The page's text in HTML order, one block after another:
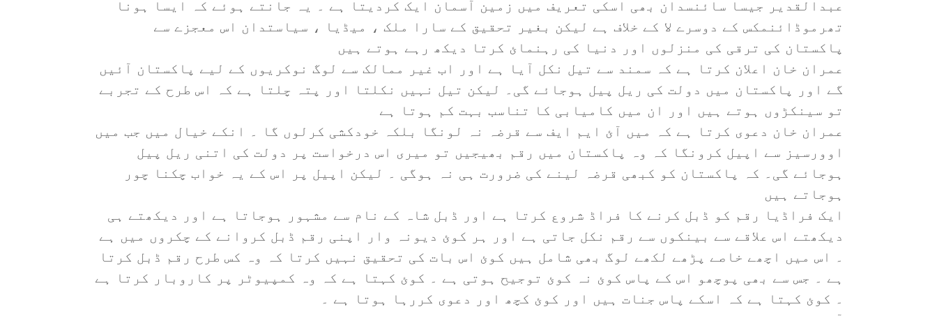
عبدالقدیر جیسا سائنسدان بھی اسکی تعریف میں زمین آسمان ایک کردیتا ہے ۔ یہ جانتے ہوئے کہ ایسا ہونا
تھرموڈائنمکس کے دوسرے لا کے خلاف ہے لیکن بغیر تحقیق کے سارا ملک ، میڈیا ، سیاستدان اس معجزے سے
پاکستان کی ترقی کی منزلوں اور دنیا کی رہنمائ کرتا دیکھ رہے ہوتے ہیں
عمران خان اعلان کرتا ہے کہ سمند سے تیل نکل آیا ہے اور اب غیر ممالک سے لوگ نوکریوں کے لیے پاکستان آئیں
گے اور پاکستان میں دولت کی ریل پیل ہوجائے گی۔ لیکن تیل نہیں نکلتا اور پتہ چلتا ہے کہ اس طرح کے تجربے
تو سینکڑوں ہوتے ہیں اور ان میں کامیابی کا تناسب بہت کم ہوتا ہے
عمران خان دعوی کرتا ہے کہ میں آئ ایم ایف سے قرضہ نہ لونگا بلکہ خودکشی کرلوں گا ۔ انکے خیال میں جب میں
اوورسیز سے اپیل کرونگا کہ وہ پاکستان میں رقم بھیجیں تو میری اس درخواست پر دولت کی اتنی ریل پیل
ہوجائے گی۔ کہ پاکستان کو کبھی قرضہ لینے کی ضرورت ہی نہ ہوگی ۔ لیکن اپیل پر اس کے یہ خواب چکنا چور
ہوجاتے ہیں
ایک فراڈیا رقم کو ڈبل کرنے کا فراڈ شروع کرتا ہے اور ڈبل شاہ کے نام سے مشہور ہوجاتا ہے اور دیکھتے ہی
دیکھتے اس علاقے سے بینکوں سے رقم نکل جاتی ہے اور ہر کوئ دیونہ وار اپنی رقم ڈبل کروانے کے چکروں میں ہے
۔ اس میں اچھے خاصے پڑھے لکھے لوگ بھی شامل ہیں کوئ اس بات کی تحقیق نہیں کرتا کہ وہ کس طرح رقم ڈبل کرتا
ہے ۔ جس سے بھی پوچھو اس کے پاس کوئ نہ کوئ توجیح ہوتی ہے ۔ کوئ کہتا ہے کہ وہ کمپیوٹر پر کاروبار کرتا ہے
۔ کوئ کہتا ہے کہ اسکے پاس جنات ہیں اور کوئ کچھ اور دعوی کررہا ہوتا ہے ۔